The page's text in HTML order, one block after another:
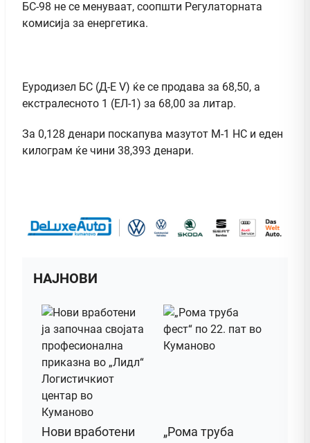
БС-98 не се менуваат, соопшти Регулаторната
комисија за енергетика.
Еуродизел БС (Д-Е V) ќе се продава за 68,50, а
екстралесното 1 (ЕЛ-1) за 68,00 за литар.
За 0,128 денари поскапува мазутот М-1 НС и еден
килограм ќе чини 38,393 денари.
НАЈНОВИ
Нови вработени
„Рома труба